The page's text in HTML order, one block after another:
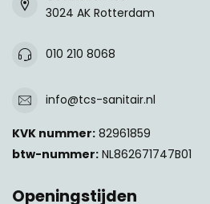
3024 AK Rotterdam
010 210 8068
info@tcs-sanitair.nl
KVK nummer: 82961859
btw-nummer: NL862671747B01
Openingstijden